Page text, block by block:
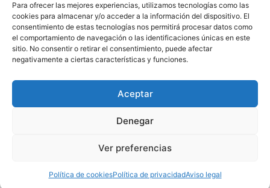
Para ofrecer las mejores experiencias, utilizamos tecnologías como las
cookies para almacenar y/o acceder a la información del dispositivo. El
consentimiento de estas tecnologías nos permitirá procesar datos como
el comportamiento de navegación o las identificaciones únicas en este
sitio. No consentir o retirar el consentimiento, puede afectar
negativamente a ciertas características y funciones.
Aceptar
Denegar
Ver preferencias
Política de cookiesPolítica de privacidadAviso legal
+34 600 875 604
+34 967 74 17 07
© Copyright – Libreria Legend – Web diseñada por